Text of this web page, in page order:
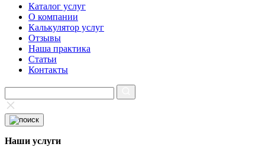
Каталог услуг
О компании
Калькулятор услуг
Отзывы
Наша практика
Статьи
Контакты
Наши услуги